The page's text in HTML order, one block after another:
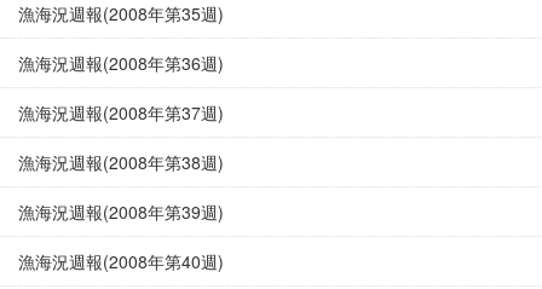
漁海況週報(2008年第35週)
漁海況週報(2008年第36週)
漁海況週報(2008年第37週)
漁海況週報(2008年第38週)
漁海況週報(2008年第39週)
漁海況週報(2008年第40週)